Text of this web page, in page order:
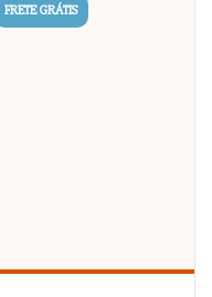
FRETE GRÁTIS